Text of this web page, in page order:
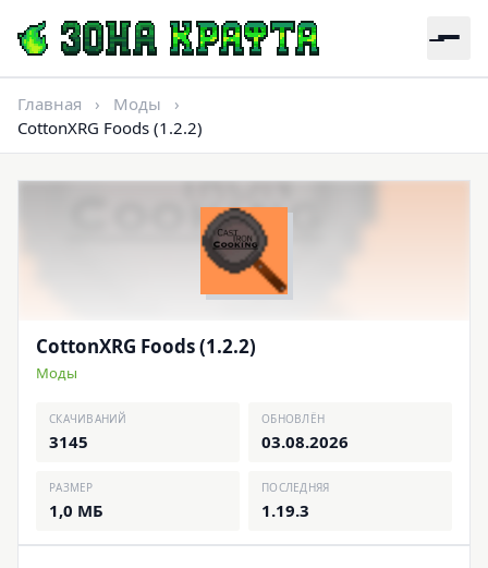
Главная › Моды
›
CottonXRG Foods (1.2.2)
CottonXRG Foods (1.2.2)
Моды
СКАЧИВАНИЙ
3145
ОБНОВЛЁН
03.08.2026
РАЗМЕР
1,0 МБ
ПОСЛЕДНЯЯ
1.19.3